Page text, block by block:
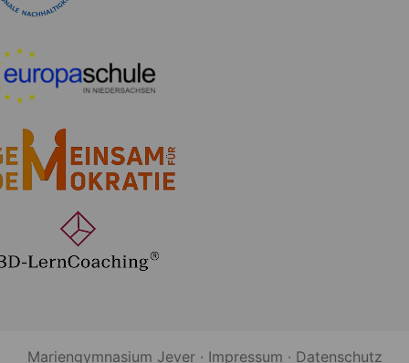
Mariengymnasium Jever · Impressum · Datenschutz